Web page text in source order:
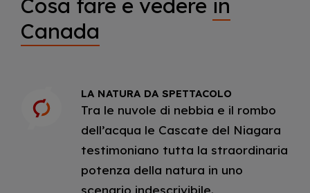
Cosa fare e vedere in
Canada
LA NATURA DA SPETTACOLO
Tra le nuvole di nebbia e il rombo
dell’acqua le Cascate del Niagara
testimoniano tutta la straordinaria
potenza della natura in uno
scenario indescrivibile.